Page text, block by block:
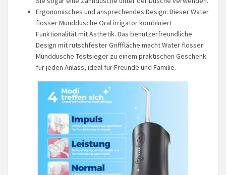
Ergonomisches und ansprechendes Design: Dieser Water
flosser Munddusche Oral irrigator kombiniert
Funktionalität mit Ästhetik. Das benutzerfreundliche
Design mit rutschfester Grifffläche macht Water flosser
Munddusche Testsieger zu einem praktischen Geschenk
für jeden Anlass, ideal für Freunde und Familie.